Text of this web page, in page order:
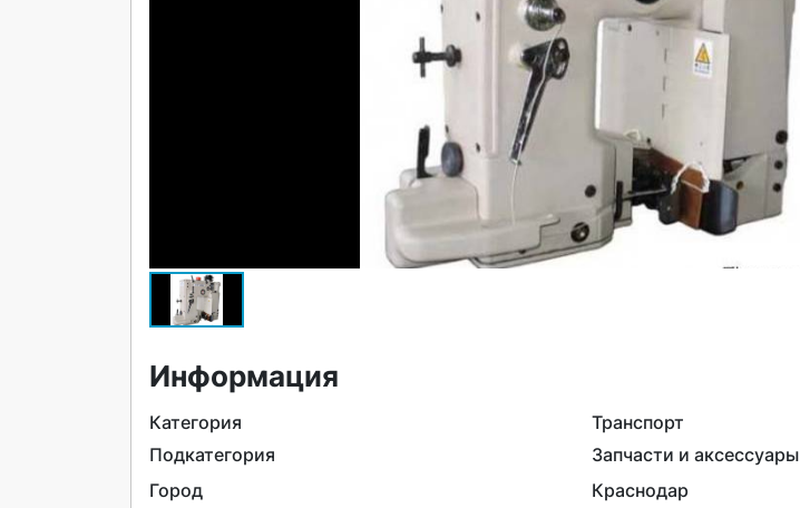
Информация
Категория
Транспорт
Подкатегория
Запчасти и аксессуары
Город
Краснодар